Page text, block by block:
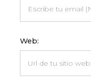
Web: